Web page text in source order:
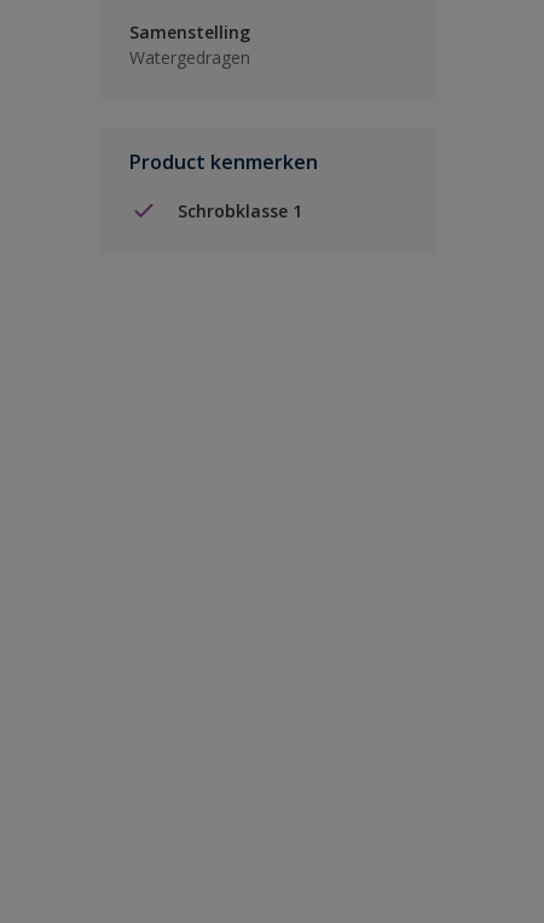
Samenstelling
Watergedragen
Product kenmerken
Schrobklasse 1